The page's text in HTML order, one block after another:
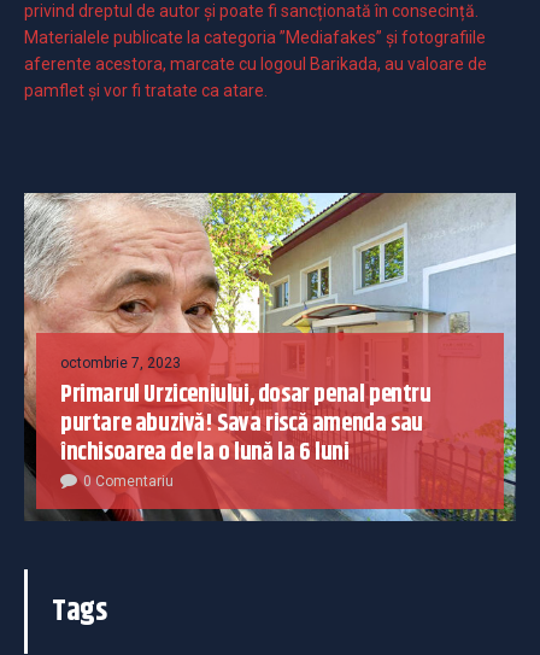
privind dreptul de autor și poate fi sancționată în consecință.
Materialele publicate la categoria ”Mediafakes” și fotografiile
aferente acestora, marcate cu logoul Barikada, au valoare de
pamflet și vor fi tratate ca atare.
octombrie 7, 2023
Primarul Urziceniului, dosar penal pentru
purtare abuzivă! Sava riscă amenda sau
închisoarea de la o lună la 6 luni
0 Comentariu
Tags